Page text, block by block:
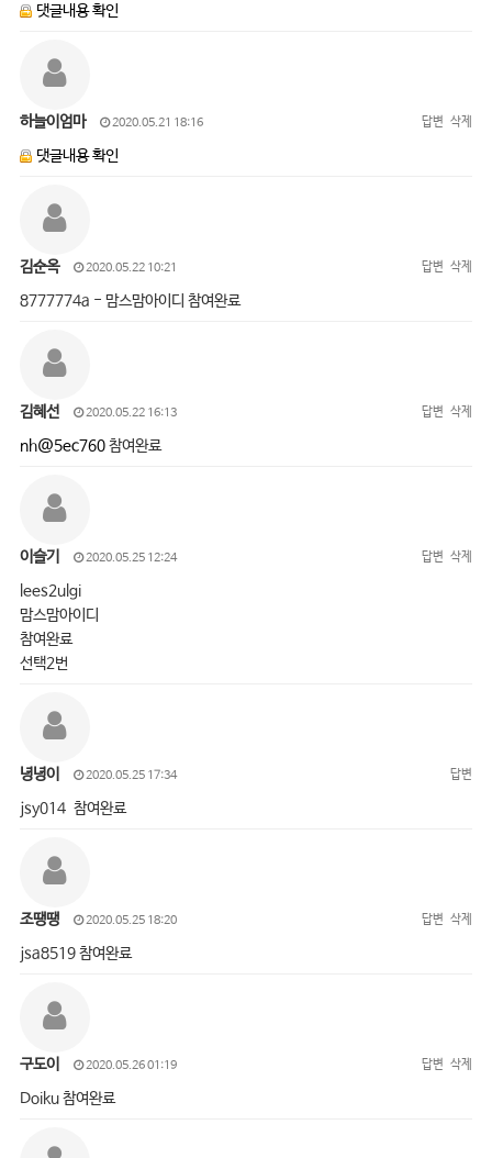
댓글내용 확인
하늘이엄마 2020.05.21 18:16 답변 삭제
댓글내용 확인
김순옥 2020.05.22 10:21 답변 삭제
8777774a - 맘스맘아이디 참여완료
김혜선 2020.05.22 16:13 답변 삭제
nh@5ec760참여완료
이슬기 2020.05.25 12:24 답변 삭제
lees2ulgi
맘스맘아이디
참여완료
선택2번
녕녕이 2020.05.25 17:34 답변
jsy014 참여완료
조땡땡 2020.05.25 18:20 답변 삭제
jsa8519 참여완료
구도이 2020.05.26 01:19 답변 삭제
Doiku 참여완료